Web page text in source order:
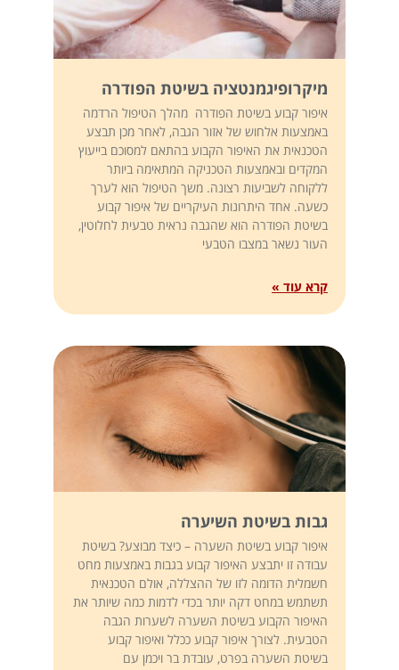
מיקרופיגמנטציה בשיטת הפודרה
איפור קבוע בשיטת הפודרה מהלך הטיפול הרדמה
באמצעות אלחוש של אזור הגבה, לאחר מכן תבצע
הטכנאית את האיפור הקבוע בהתאם למסוכם בייעוץ
המקדים ובאמצעות הטכניקה המתאימה ביותר
ללקוחה לשביעות רצונה. משך הטיפול הוא לערך
כשעה. אחד היתרונות העיקריים של איפור קבוע
בשיטת הפודרה הוא שהגבה נראית טבעית לחלוטין,
העור נשאר במצבו הטבעי
קרא עוד »
גבות בשיטת השיערה
איפור קבוע בשיטת השערה – כיצד מבוצע? בשיטת
עבודה זו יתבצע האיפור קבוע בגבות באמצעות מחט
חשמלית הדומה לזו של ההצללה, אולם הטכנאית
תשתמש במחט דקה יותר בכדי לדמות כמה שיותר את
האיפור הקבוע בשיטת השערה לשערות הגבה
הטבעית. לצורך איפור קבוע ככלל ואיפור קבוע
בשיטת השערה בפרט, עובדת בר ויכמן עם